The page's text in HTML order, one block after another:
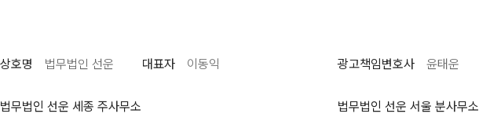
상호명 법무법인 선운 대표자 이동익 광고책임변호사 윤태운
법무법인 선운 세종 주사무소 법무법인 선운 서울 분사무소